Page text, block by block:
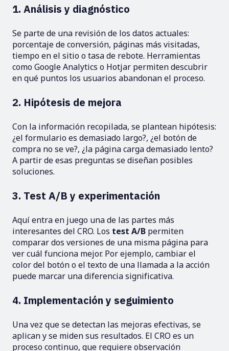
1. Análisis y diagnóstico
Se parte de una revisión de los datos actuales:
porcentaje de conversión, páginas más visitadas,
tiempo en el sitio o tasa de rebote. Herramientas
como Google Analytics o Hotjar permiten descubrir
en qué puntos los usuarios abandonan el proceso.
2. Hipótesis de mejora
Con la información recopilada, se plantean hipótesis:
¿el formulario es demasiado largo?, ¿el botón de
compra no se ve?, ¿la página carga demasiado lento?
A partir de esas preguntas se diseñan posibles
soluciones.
3. Test A/B y experimentación
Aquí entra en juego una de las partes más
interesantes del CRO. Los test A/B permiten
comparar dos versiones de una misma página para
ver cuál funciona mejor. Por ejemplo, cambiar el
color del botón o el texto de una llamada a la acción
puede marcar una diferencia significativa.
4. Implementación y seguimiento
Una vez que se detectan las mejoras efectivas, se
aplican y se miden sus resultados. El CRO es un
proceso continuo, que requiere observación